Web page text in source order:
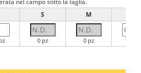
nel campo sotto la taglia.
S M
0 pz 0 pz 1714